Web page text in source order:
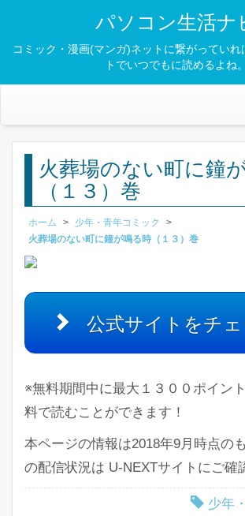
パソコン生活ナ
コミック・漫画(マンガ)ネットに繋がっていれ
トでいつでもに読めるよね。
火葬場のない町に鐘
（１３）巻
ホーム > 少年・青年コミック
>
火葬場のない町に鐘が鳴る時（１３）巻
公式サイトをチェ
※無料期間中に最大１３００ポイン
料で読むことができます！
本ページの情報は2018年9月時点の
の配信状況は U-NEXTサイトにご確
少年